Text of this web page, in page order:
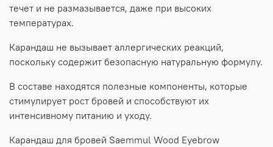
течет и не размазывается, даже при высоких
температурах.
Карандаш не вызывает аллергических реакций,
поскольку содержит безопасную натуральную формулу.
В составе находятся полезные компоненты, которые
стимулирует рост бровей и способствуют их
интенсивному питанию и уходу.
Карандаш для бровей Saemmul Wood Eyebrow